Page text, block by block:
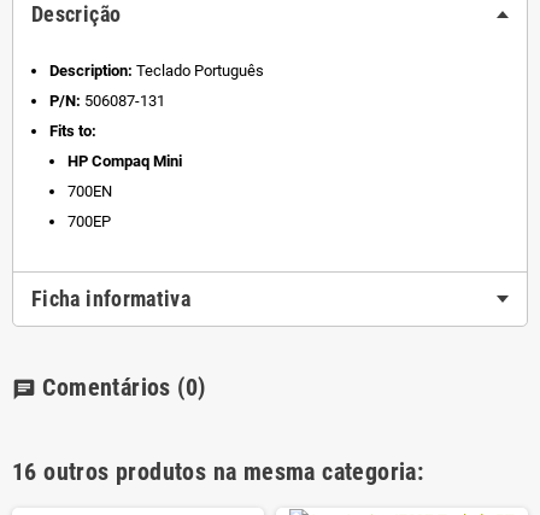
Descrição
Description: Teclado Português
P/N: 506087-131
Fits to:
HP Compaq Mini
700EN
700EP
Ficha informativa
chat Comentários (0)
16 outros produtos na mesma categoria: